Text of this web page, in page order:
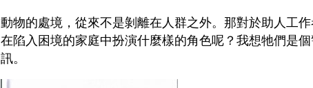
動物的處境，從來不是剝離在人群之外。那對於助人工
在陷入困境的家庭中扮演什麼樣的角色呢？我想牠們是
訊。